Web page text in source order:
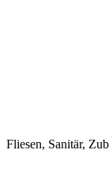
Fliesen, Sanitär,